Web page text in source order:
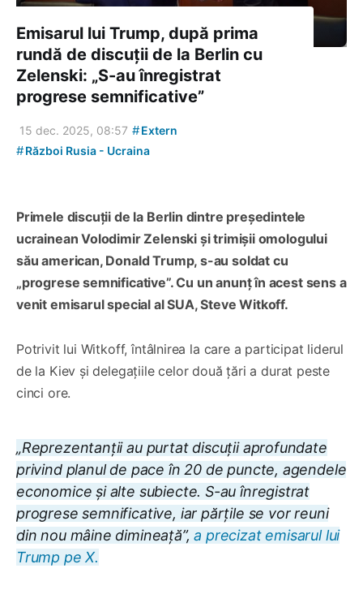
Emisarul lui Trump, după prima
rundă de discuții de la Berlin cu
Zelenski: „S-au înregistrat
progrese semnificative”
15 dec. 2025, 08:57 #Extern
#Război Rusia - Ucraina
Primele discuții de la Berlin dintre președintele
ucrainean Volodimir Zelenski și trimișii omologului
său american, Donald Trump, s-au soldat cu
„progrese semnificative”. Cu un anunț în acest sens a
venit emisarul special al SUA, Steve Witkoff.
Potrivit lui Witkoff, întâlnirea la care a participat liderul
de la Kiev și delegațiile celor două țări a durat peste
cinci ore.
„Reprezentanții au purtat discuții aprofundate
privind planul de pace în 20 de puncte, agendele
economice și alte subiecte. S-au înregistrat
progrese semnificative, iar părțile se vor reuni
din nou mâine dimineață”,a precizat emisarul lui
Trump pe X.